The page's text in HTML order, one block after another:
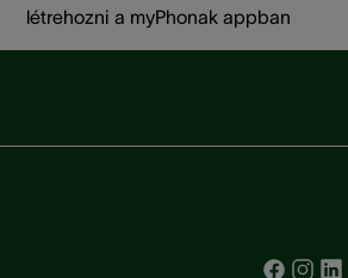
létrehozni a myPhonak appban